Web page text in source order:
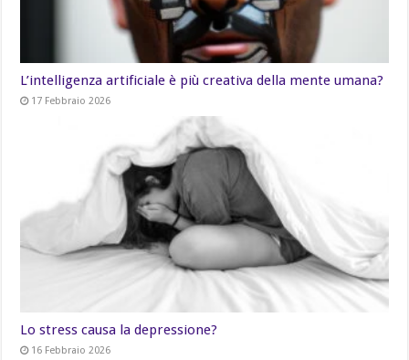
L’intelligenza artificiale è più creativa della mente umana?
17 Febbraio 2026
Lo stress causa la depressione?
16 Febbraio 2026